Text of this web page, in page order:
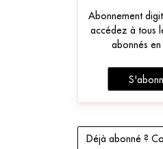
Abonnement
accédez à tous
abonnés
Déjà abonné ?